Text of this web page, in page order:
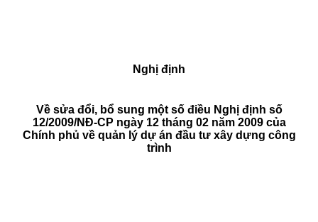
Nghị định
Về sửa đổi, bổ sung một số điều Nghị định số
12/2009/NĐ-CP ngày 12 tháng 02 năm 2009 của
Chính phủ về quản lý dự án đầu tư xây dựng công
trình